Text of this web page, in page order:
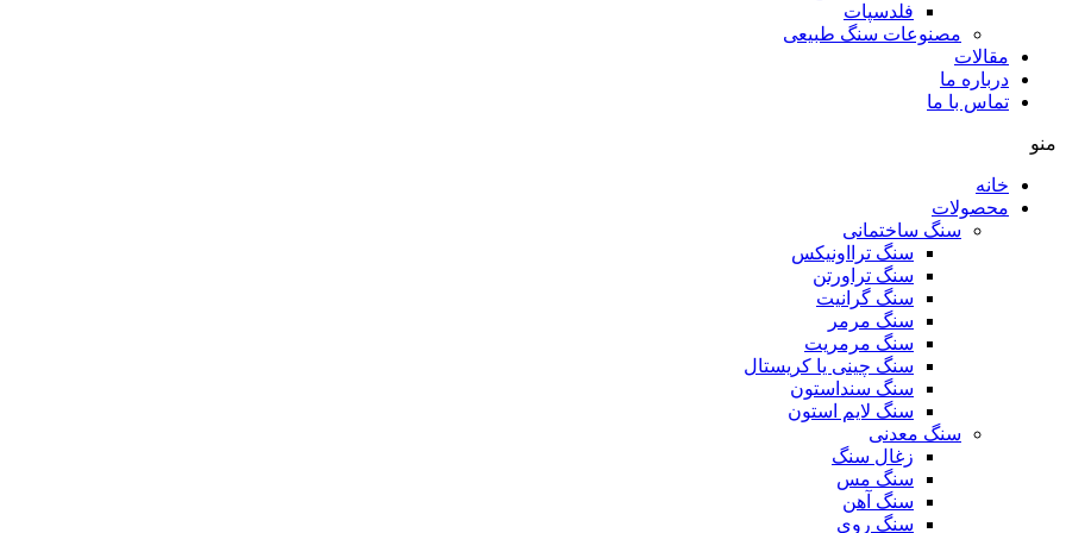
فلدسپات
مصنوعات سنگ طبیعی
مقالات
درباره ما
تماس با ما
منو
خانه
محصولات
سنگ ساختمانی
سنگ ترااونیکس
سنگ تراورتن
سنگ گرانیت
سنگ مرمر
سنگ مرمریت
سنگ چینی یا کریستال
سنگ سنداستون
سنگ لایم استون
سنگ معدنی
زغال سنگ
سنگ مس
سنگ آهن
سنگ روی